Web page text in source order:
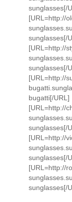
sunglasses[/
[URL=http://
sunglasses[/
[URL=http://
sunglasses[/
[URL=http://
bugatti[/URL]
[URL=http://
sunglasses[/
[URL=http://
sunglasses[/
[URL=http://
sunglasses[/